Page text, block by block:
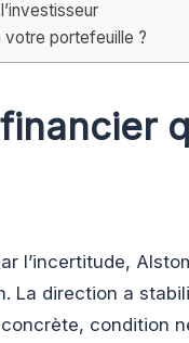
votre portefeuille ?
l’incertitude,
La direction a
condition